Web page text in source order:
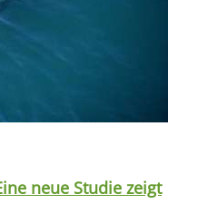
neue Studie zeigt